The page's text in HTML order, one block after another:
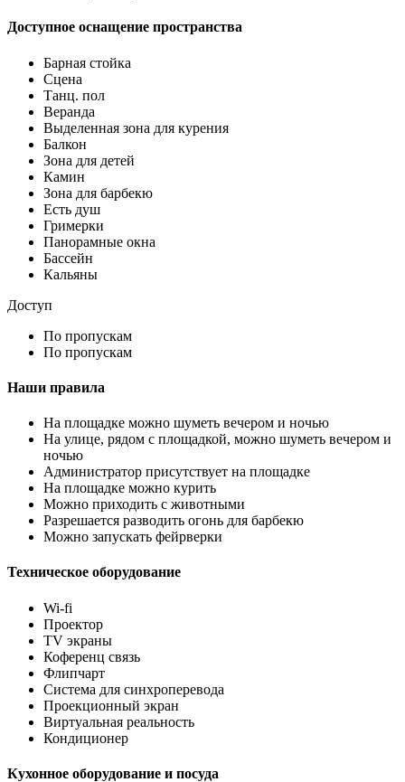
Доступное оснащение пространства
Барная стойка
Сцена
Танц. пол
Веранда
Выделенная зона для курения
Балкон
Зона для детей
Камин
Зона для барбекю
Есть душ
Гримерки
Панорамные окна
Бассейн
Кальяны
Доступ
По пропускам
По пропускам
Наши правила
На площадке можно шуметь вечером и ночью
На улице, рядом с площадкой, можно шуметь вечером и
ночью
Администратор присутствует на площадке
На площадке можно курить
Можно приходить с животными
Разрешается разводить огонь для барбекю
Можно запускать фейрверки
Техническое оборудование
Wi-fi
Проектор
TV экраны
Коференц связь
Флипчарт
Система для синхроперевода
Проекционный экран
Виртуальная реальность
Кондиционер
Кухонное оборудование и посуда